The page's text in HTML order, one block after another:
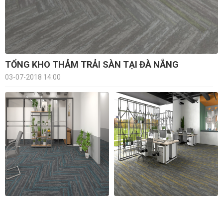
TỔNG KHO THẢM TRẢI SÀN TẠI ĐÀ NẴNG
03-07-2018 14:00